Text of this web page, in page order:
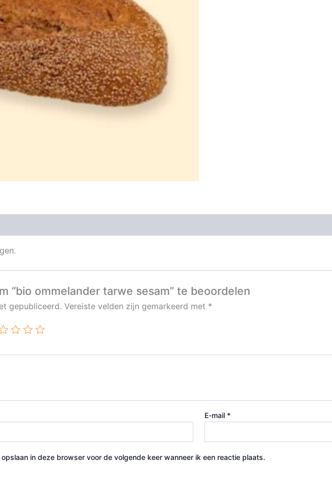
“bio ommelander tarwe sesam” te beoordelen
gepubliceerd. Vereiste velden zijn gemarkeerd met *
E-mail *
in deze browser voor de volgende keer wanneer ik een reactie plaats.